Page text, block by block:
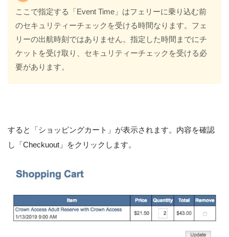
ここで指定する「Event Time」はフェリーに乗り込む前
のセキュリティーチェックを受ける時間なります。フェ
リーの出航時刻ではありません。指定した時間までにチ
ケットを受け取り、セキュリティーチェックを受ける必
要があります。
すると「ショッピングカート」が表示されます。内容を確認
し「Checkuout」をクリックします。